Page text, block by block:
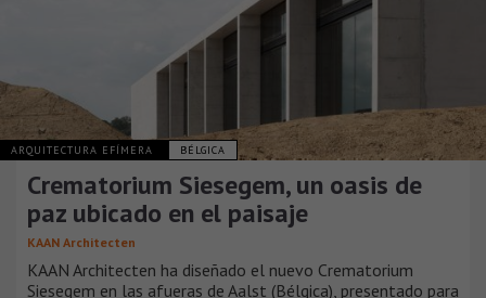
ARQUITECTURA EFÍMERA BÉLGICA
Crematorium Siesegem, un oasis de
paz ubicado en el paisaje
KAAN Architecten
KAAN Architecten ha diseñado el nuevo Crematorium
Siesegem en las afueras de Aalst (Bélgica), presentado para